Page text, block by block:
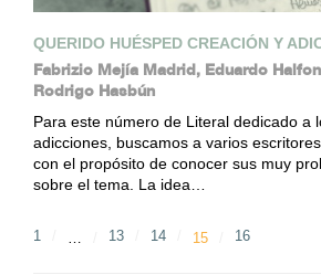
QUERIDO HUÉSPED CREACIÓN Y
Fabrizio Mejía Madrid, Eduardo
Rodrigo Hasbún
Para este número de Literal dedicado a
adicciones, buscamos a varios
con el propósito de conocer sus muy
sobre el tema. La idea…
1 … 13 14 15 16